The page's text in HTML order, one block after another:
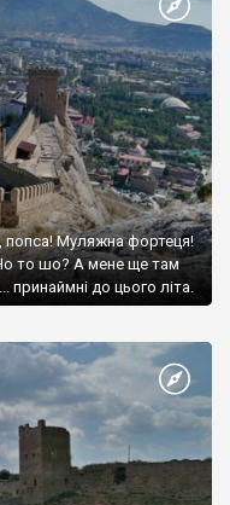
попса! Муляжна фортеця!
то шо? А мене ще там
принаймні до цього літа.